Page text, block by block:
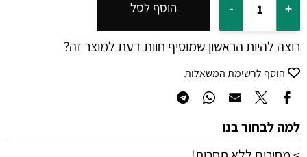
הוסף לסל
רוצה להיות הראשון שמוסיף חוות דעת למוצר זה?
הוסף לרשימת המשאלות
למה לבחור בנו